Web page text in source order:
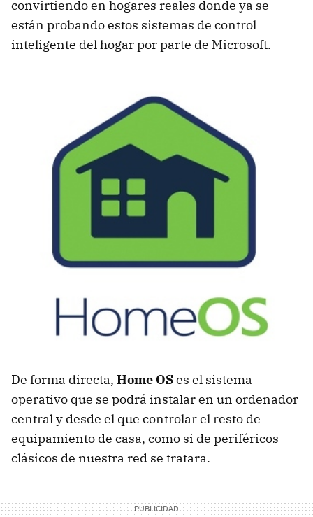
convirtiendo en hogares reales donde ya se
están probando estos sistemas de control
inteligente del hogar por parte de Microsoft.
De forma directa, Home OSes el sistema
operativo que se podrá instalar en un ordenador
central y desde el que controlar el resto de
equipamiento de casa, como si de periféricos
clásicos de nuestra red se tratara.